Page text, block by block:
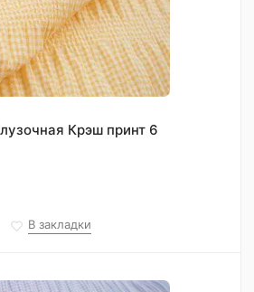
Крэш принт 6
В закладки